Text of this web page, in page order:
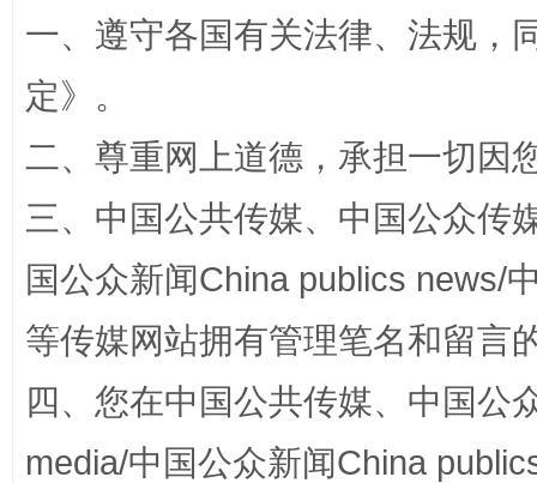
一、遵守各国有关法律、法规，
定》。
二、尊重网上道德，承担一切因
三、中国公共传媒、中国公众传
国公众新闻China publics news/
等传媒网站拥有管理笔名和留言
四、您在中国公共传媒、中国公
media/中国公众新闻China